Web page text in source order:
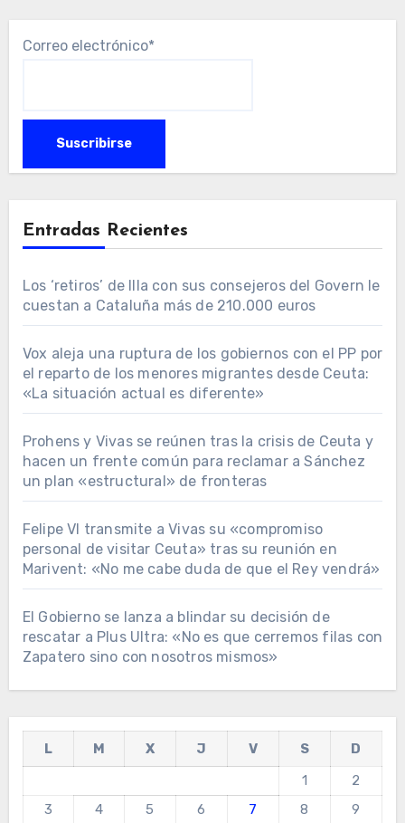
Correo electrónico*
Entradas Recientes
Los ‘retiros’ de Illa con sus consejeros del Govern le
cuestan a Cataluña más de 210.000 euros
Vox aleja una ruptura de los gobiernos con el PP por
el reparto de los menores migrantes desde Ceuta:
«La situación actual es diferente»
Prohens y Vivas se reúnen tras la crisis de Ceuta y
hacen un frente común para reclamar a Sánchez
un plan «estructural» de fronteras
Felipe VI transmite a Vivas su «compromiso
personal de visitar Ceuta» tras su reunión en
Marivent: «No me cabe duda de que el Rey vendrá»
El Gobierno se lanza a blindar su decisión de
rescatar a Plus Ultra: «No es que cerremos filas con
Zapatero sino con nosotros mismos»
L M X J V S
D
1
2
3
4 5 6 7 8
9